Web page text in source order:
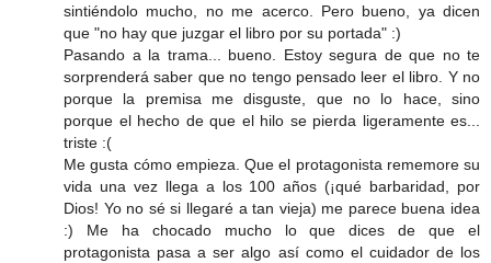
sintiéndolo mucho, no me acerco. Pero bueno, ya dicen
que "no hay que juzgar el libro por su portada" :)
Pasando a la trama... bueno. Estoy segura de que no te
sorprenderá saber que no tengo pensado leer el libro. Y no
porque la premisa me disguste, que no lo hace, sino
porque el hecho de que el hilo se pierda ligeramente es...
triste :(
Me gusta cómo empieza. Que el protagonista rememore su
vida una vez llega a los 100 años (¡qué barbaridad, por
Dios! Yo no sé si llegaré a tan vieja) me parece buena idea
:) Me ha chocado mucho lo que dices de que el
protagonista pasa a ser algo así como el cuidador de los